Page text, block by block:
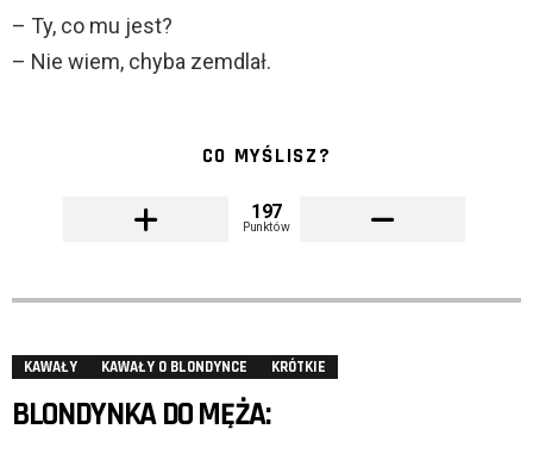
– Ty, co mu jest?
– Nie wiem, chyba zemdlał.
CO MYŚLISZ?
197
Punktów
KAWAŁY KAWAŁY O BLONDYNCE KRÓTKIE
BLONDYNKA DO MĘŻA: